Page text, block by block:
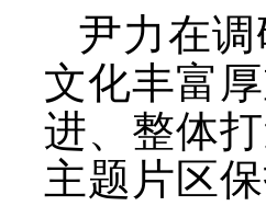
尹力在
文化丰富
进、整体
主题片区